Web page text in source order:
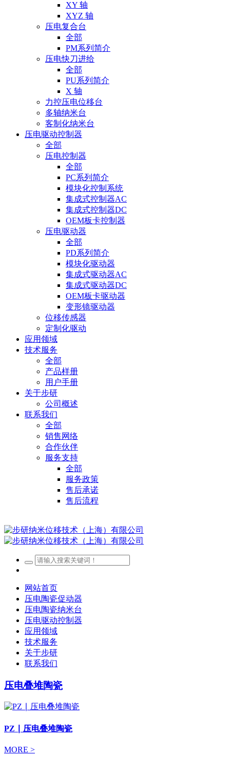
XY 轴
XYZ 轴
压电复合台
全部
PM系列简介
压电快刀进给
全部
PU系列简介
X 轴
力控压电位移台
多轴纳米台
客制化纳米台
压电驱动控制器
全部
压电控制器
全部
PC系列简介
模块化控制系统
集成式控制器AC
集成式控制器DC
OEM板卡控制器
压电驱动器
全部
PD系列简介
模块化驱动器
集成式驱动器AC
集成式驱动器DC
OEM板卡驱动器
变形镜驱动器
位移传感器
定制化驱动
应用领域
技术服务
全部
产品样册
用户手册
关于步研
公司概述
联系我们
全部
销售网络
合作伙伴
服务支持
全部
服务政策
售后承诺
售后流程
网站首页
压电陶瓷促动器
压电陶瓷纳米台
压电驱动控制器
应用领域
技术服务
关于步研
联系我们
压电叠堆陶瓷
PZ ∣ 压电叠堆陶瓷
MORE >